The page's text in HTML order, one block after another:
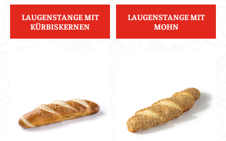
LAUGENSTANGE MIT
KÜRBISKERNEN
LAUGENSTANGE MIT
MOHN